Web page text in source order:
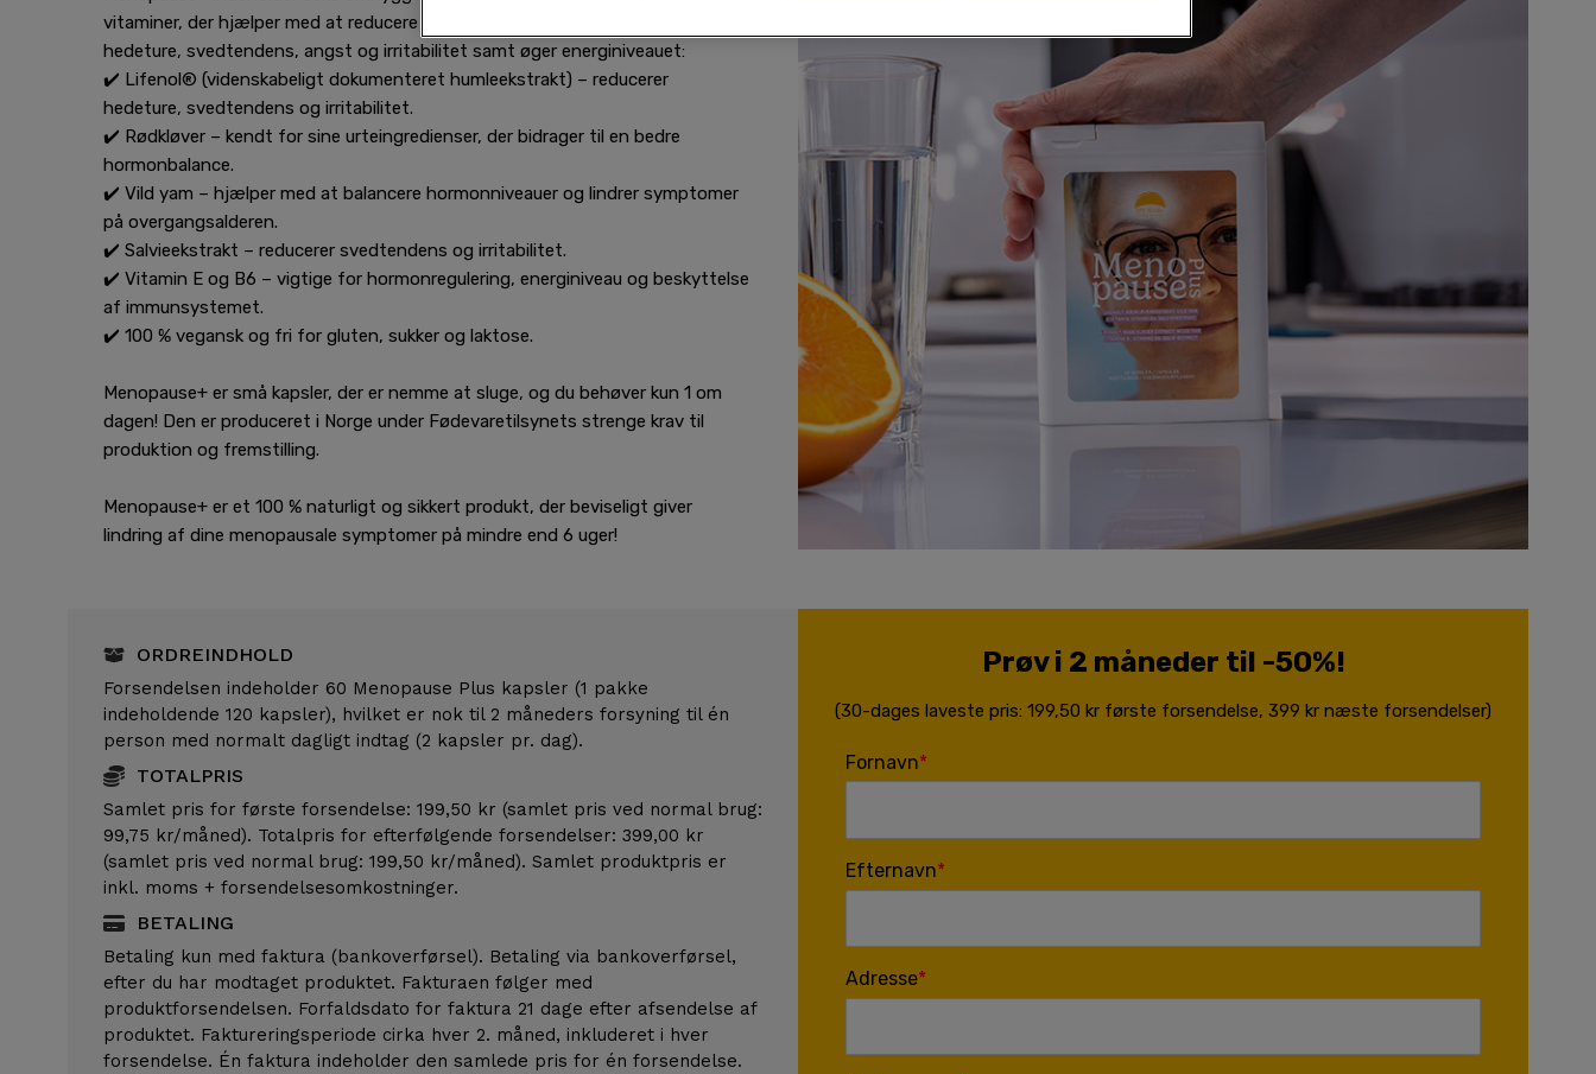
vitaminer, der hjælper med at reducere overgangsalderens symptomer såsom
hedeture, svedtendens, angst og irritabilitet samt øger energiniveauet:
✔️ Lifenol® (videnskabeligt dokumenteret humleekstrakt) – reducerer
hedeture, svedtendens og irritabilitet.
✔️ Rødkløver – kendt for sine urteingredienser, der bidrager til en bedre
hormonbalance.
✔️ Vild yam – hjælper med at balancere hormonniveauer og lindrer symptomer
på overgangsalderen.
✔️ Salvieekstrakt – reducerer svedtendens og irritabilitet.
✔️ Vitamin E og B6 – vigtige for hormonregulering, energiniveau og beskyttelse
af immunsystemet.
✔️ 100 % vegansk og fri for gluten, sukker og laktose.
Menopause+ er små kapsler, der er nemme at sluge, og du behøver kun 1 om
dagen! Den er produceret i Norge under Fødevaretilsynets strenge krav til
produktion og fremstilling.
Menopause+ er et 100 % naturligt og sikkert produkt, der beviseligt giver
lindring af dine menopausale symptomer på mindre end 6 uger!
ORDREINDHOLD
Forsendelsen indeholder 60 Menopause Plus kapsler (1 pakke
indeholdende 120 kapsler), hvilket er nok til 2 måneders forsyning til én
person med normalt dagligt indtag (2 kapsler pr. dag).
TOTALPRIS
Samlet pris for første forsendelse: 199,50 kr (samlet pris ved normal brug:
99,75 kr/måned). Totalpris for efterfølgende forsendelser: 399,00 kr
(samlet pris ved normal brug: 199,50 kr/måned). Samlet produktpris er
inkl. moms + forsendelsesomkostninger.
BETALING
Betaling kun med faktura (bankoverførsel). Betaling via bankoverførsel,
efter du har modtaget produktet. Fakturaen følger med
produktforsendelsen. Forfaldsdato for faktura 21 dage efter afsendelse af
produktet. Faktureringsperiode cirka hver 2. måned, inkluderet i hver
forsendelse. Én faktura indeholder den samlede pris for én forsendelse.
Prøv i 2 måneder til -50%!
(30-dages laveste pris: 199,50 kr første forsendelse, 399 kr næste forsendelser)
Fornavn
Efternavn
Adresse